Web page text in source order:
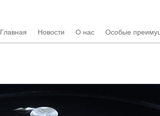
Главная Новости О нас Особые